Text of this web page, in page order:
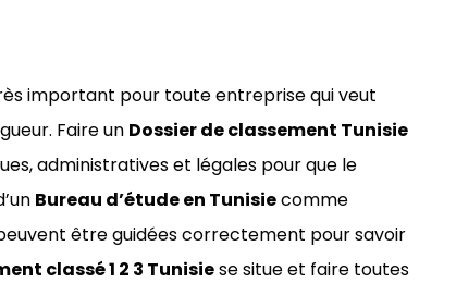
important pour toute entreprise qui veut
Faire un Dossier de classement Tunisie
administratives et légales pour que le
Bureau d’étude en Tunisiecomme
être guidées correctement pour savoir
classé 1 2 3 Tunisiese situe et faire toutes